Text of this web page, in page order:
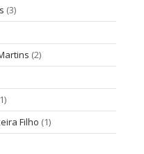
(3)
(2)
Filho (1)